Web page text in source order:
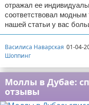
отражал ее
соответствовал
нашей статьи у вас
Василиса Наварская 01-04-
Шоппинг
Моллы в Дубае:
отзывы